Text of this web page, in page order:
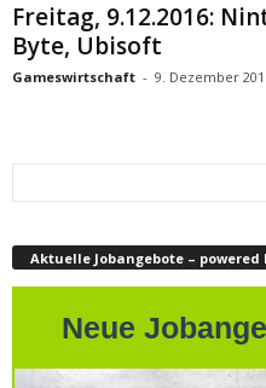
Freitag, 9.12.2016:
Byte, Ubisoft
Gameswirtschaft - 9. Dezember
Aktuelle Jobangebote – powered